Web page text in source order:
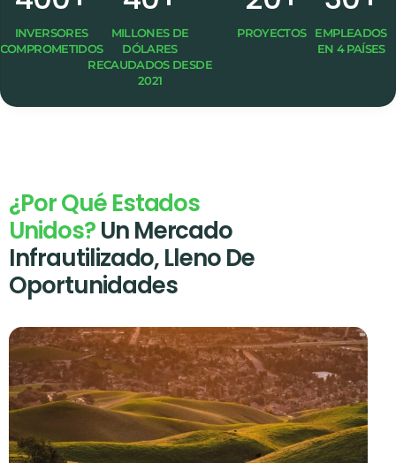
INVERSORES
COMPROMETIDOS
MILLONES DE
DÓLARES
RECAUDADOS DESDE
2021
PROYECTOS
EMPLEADOS
EN 4 PAÍSES
¿Por Qué Estados
Unidos? Un Mercado
Infrautilizado, Lleno De
Oportunidades